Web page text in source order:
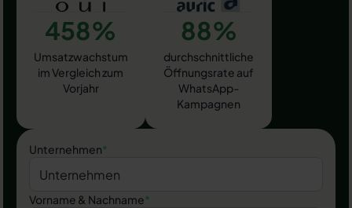
458%
Umsatzwachstum
im Vergleich zum
Vorjahr
88%
durchschnittliche
Öffnungsrate auf
WhatsApp-
Kampagnen
Unternehmen*
Vorname & Nachname*